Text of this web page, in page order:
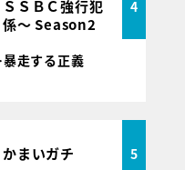
ＳＳＢＣ強行犯
係～ Season2
4
走する正義
かまいガチ 5